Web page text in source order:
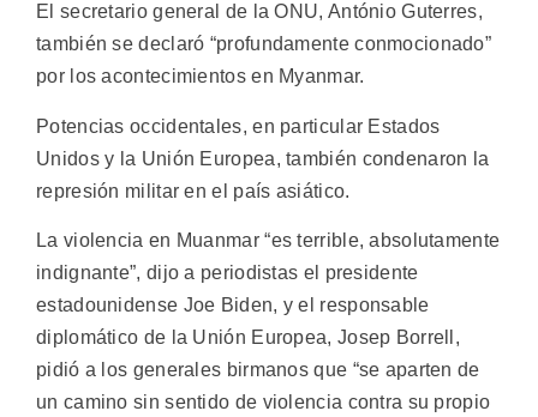
El secretario general de la ONU, António Guterres,
también se declaró “profundamente conmocionado”
por los acontecimientos en Myanmar.
Potencias occidentales, en particular Estados
Unidos y la Unión Europea, también condenaron la
represión militar en el país asiático.
La violencia en Muanmar “es terrible, absolutamente
indignante”, dijo a periodistas el presidente
estadounidense Joe Biden, y el responsable
diplomático de la Unión Europea, Josep Borrell,
pidió a los generales birmanos que “se aparten de
un camino sin sentido de violencia contra su propio